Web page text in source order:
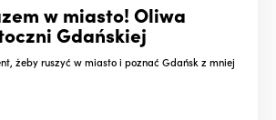
w miasto! Oliwa
Gdańskiej
żeby ruszyć w miasto i poznać Gdańsk z mniej